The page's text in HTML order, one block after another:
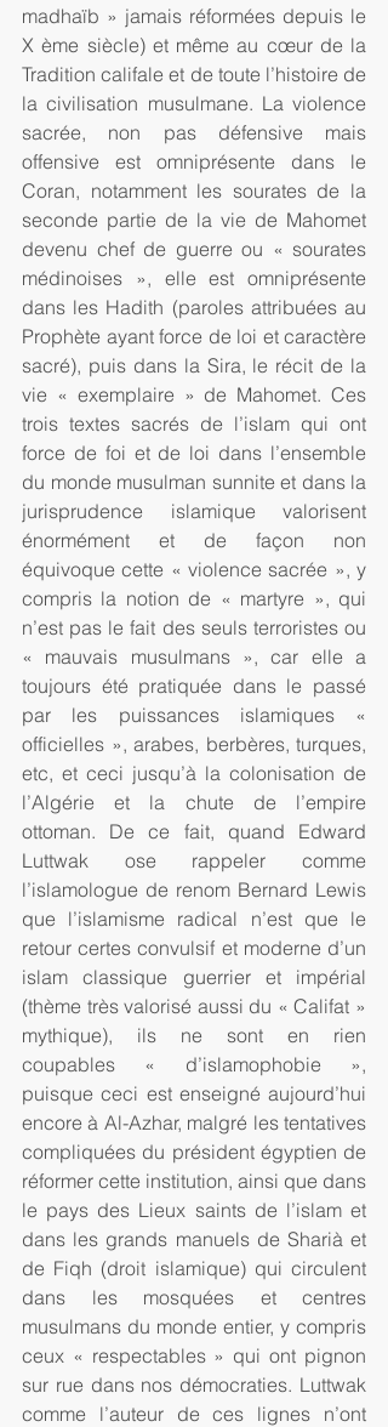
madhaïb » jamais réformées depuis le
X ème siècle) et même au cœur de la
Tradition califale et de toute l’histoire de
la civilisation musulmane. La violence
sacrée, non pas défensive mais
offensive est omniprésente dans le
Coran, notamment les sourates de la
seconde partie de la vie de Mahomet
devenu chef de guerre ou « sourates
médinoises », elle est omniprésente
dans les Hadith (paroles attribuées au
Prophète ayant force de loi et caractère
sacré), puis dans la Sira, le récit de la
vie « exemplaire » de Mahomet. Ces
trois textes sacrés de l’islam qui ont
force de foi et de loi dans l’ensemble
du monde musulman sunnite et dans la
jurisprudence islamique valorisent
énormément et de façon non
équivoque cette « violence sacrée », y
compris la notion de « martyre », qui
n’est pas le fait des seuls terroristes ou
« mauvais musulmans », car elle a
toujours été pratiquée dans le passé
par les puissances islamiques «
officielles », arabes, berbères, turques,
etc, et ceci jusqu’à la colonisation de
l’Algérie et la chute de l’empire
ottoman. De ce fait, quand Edward
Luttwak ose rappeler comme
l’islamologue de renom Bernard Lewis
que l’islamisme radical n’est que le
retour certes convulsif et moderne d’un
islam classique guerrier et impérial
(thème très valorisé aussi du « Califat »
mythique), ils ne sont en rien
coupables « d’islamophobie »,
puisque ceci est enseigné aujourd’hui
encore à Al-Azhar, malgré les tentatives
compliquées du président égyptien de
réformer cette institution, ainsi que dans
le pays des Lieux saints de l’islam et
dans les grands manuels de Sharià et
de Fiqh (droit islamique) qui circulent
dans les mosquées et centres
musulmans du monde entier, y compris
ceux « respectables » qui ont pignon
sur rue dans nos démocraties. Luttwak
comme l’auteur de ces lignes n’ont